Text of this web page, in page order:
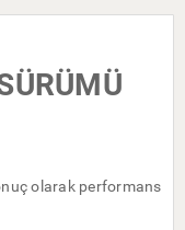
olarak performans